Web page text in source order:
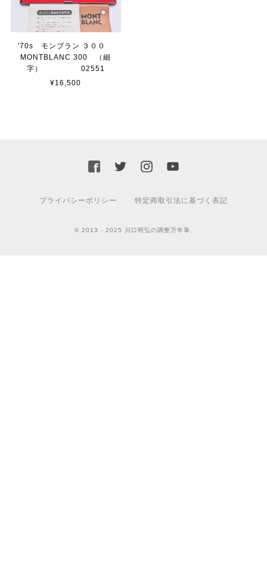
'70s モンブラン ３００
MONTBLANC 300 （細
字） 02551
¥16,500
プライバシーポリシー 特定商取引法に基づく表記
© 2013 - 2025 川口明弘の調整万年筆.